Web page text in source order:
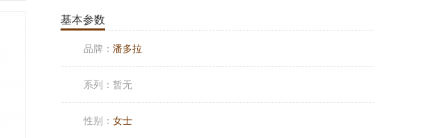
基本参数
品牌： 潘多拉
系列： 暂无
性别： 女士